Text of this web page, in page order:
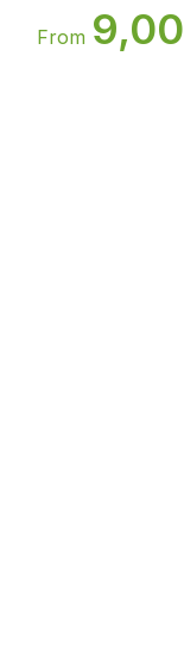
From 9,00